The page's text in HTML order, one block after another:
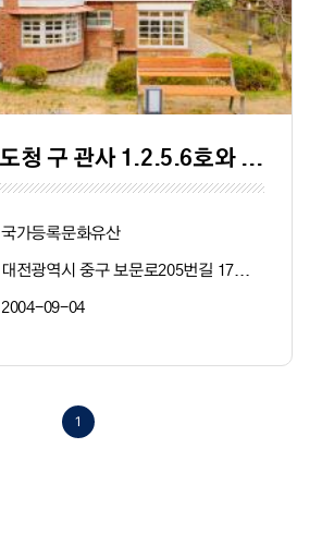
대전충청남도청 구 관사 1.2.5.6호와 부속창고 (大田 忠淸南道廳 舊 官舍 一·二·五·六號와 附屬倉庫)
국가등록문화유산
대전광역시 중구 보문로205번길 17외 3 (대흥동 326-66 외 3필지)
2004-09-04
1